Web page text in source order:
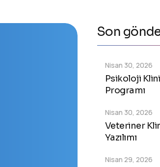
Son
Psikoloji
Programı
Nisan 30, 2026
Veteriner
Yazılımı
Nisan 30, 2026
Nisan 29, 2026